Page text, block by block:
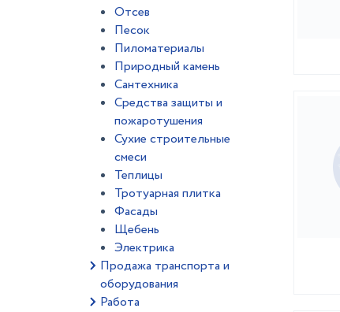
Отсев
Песок
Пиломатериалы
Природный камень
Сантехника
Средства защиты и
пожаротушения
Сухие строительные
смеси
Теплицы
Тротуарная плитка
Фасады
Щебень
Электрика
Продажа транспорта и
оборудования
Работа